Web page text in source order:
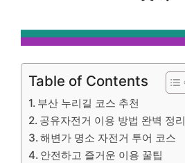
Table of Contents
부산 누리길 코스 추천
공유자전거 이용 방법 완벽 정리
해변가 명소 자전거 투어 코스
안전하고 즐거운 이용 꿀팁